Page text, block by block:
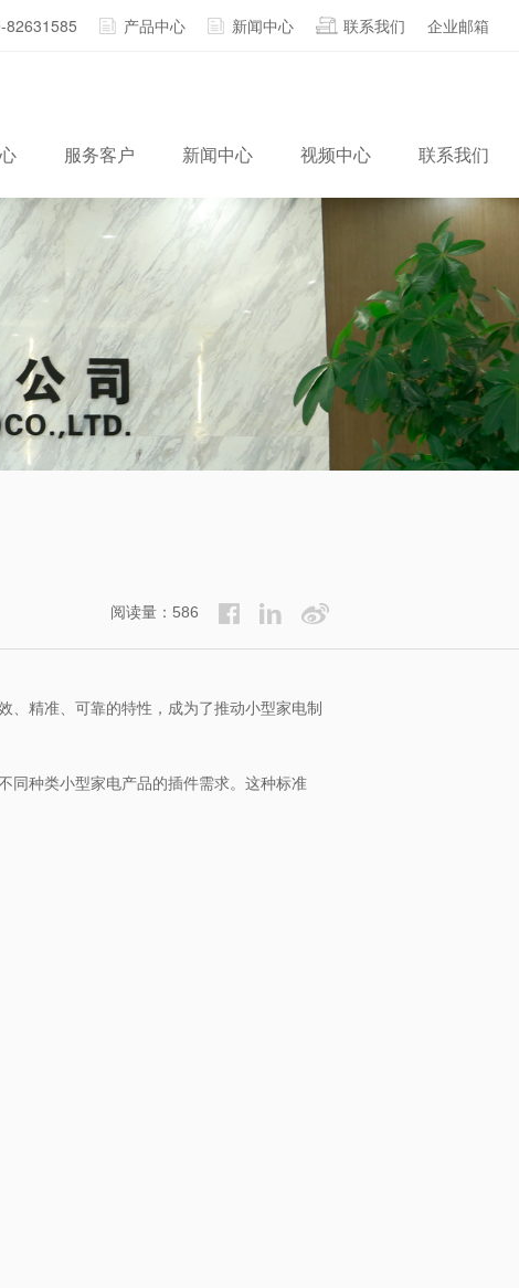
82631585 产品中心 新闻中心 联系我们 企业邮箱
服务客户 新闻中心 视频中心 联系我们
阅读量：586
、精准、可靠的特性，成为了推动小型家电制
同种类小型家电产品的插件需求。这种标准